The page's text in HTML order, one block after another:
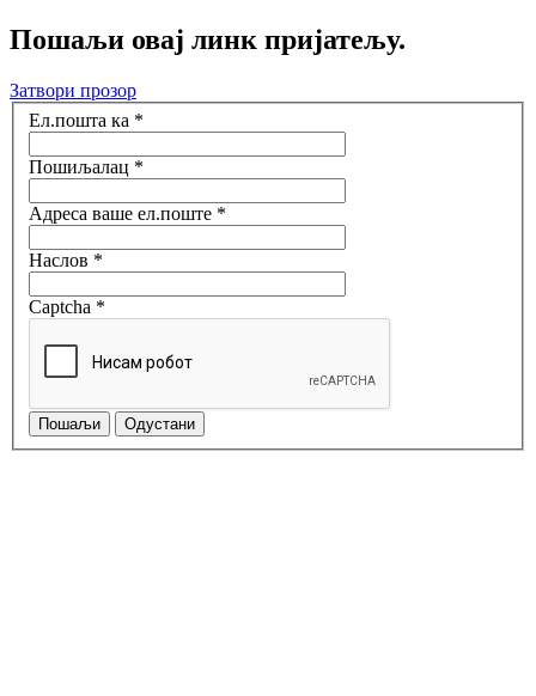
Пошаљи овај линк пријатељу.
Затвори прозор
Ел.пошта ка *
Пошиљалац *
Адреса ваше ел.поште *
Наслов *
Captcha *
Пошаљи Одустани